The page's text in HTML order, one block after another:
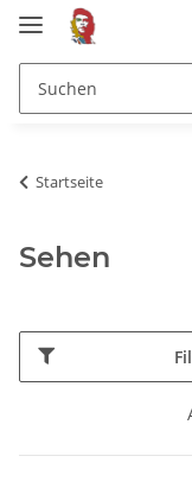
Startseite
Sehen